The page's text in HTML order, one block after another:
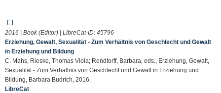
2016 | Book (Editor) | LibreCat-ID: 45796
Erziehung, Gewalt, Sexualität - Zum Verhältnis von Geschlecht und Gewalt
in Erziehung und Bildung
C. Mahs, Rieske, Thomas Viola; Rendtorff, Barbara, eds., Erziehung, Gewalt,
Sexualität - Zum Verhältnis von Geschlecht und Gewalt in Erziehung und
Bildung, Barbara Budrich, 2016.
LibreCat